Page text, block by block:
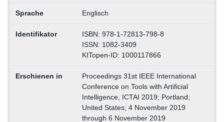
Sprache Englisch
Identifikator
ISBN: 978-1-72813-798-8
ISSN: 1082-3409
KITopen-ID: 1000117866
Erschienen in
Proceedings 31st IEEE International
Conference on Tools with Artificial
Intelligence, ICTAI 2019; Portland;
United States; 4 November 2019
through 6 November 2019